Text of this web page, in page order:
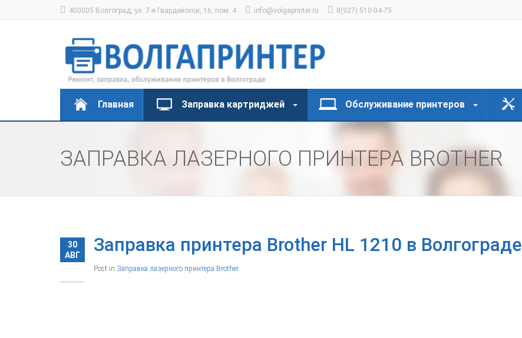
400005 Волгоград, ул. 7-я Гвардейской, 16, пом. 4 info@volgaprinter.ru 8(927) 510-04-75
Главная Заправка картриджей Обслуживание принтеров
ЗАПРАВКА ЛАЗЕРНОГО ПРИНТЕРА BROTHER
30
АВГ
Заправка принтера Brother HL 1210 в Волгограде
Post in Заправка лазерного принтера Brother